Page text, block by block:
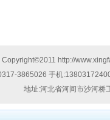
Copyright©2011 http://
3865026 手机:
地址:河北省河间市沙河桥